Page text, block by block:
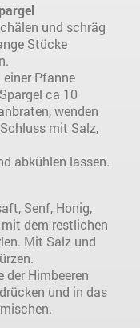
und schräg
Stücke
einer Pfanne
ca 10
wenden
mit Salz,
abkühlen lassen.
Senf, Honig,
dem restlichen
Mit Salz und
der Himbeeren
und in das